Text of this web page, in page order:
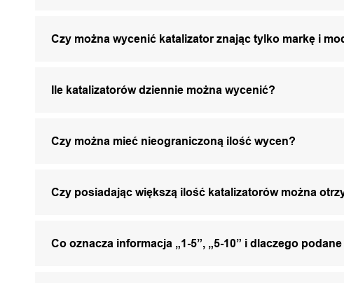
Czy można wycenić katalizator znając tylko markę i
Ile katalizatorów dziennie można wycenić?
Czy można mieć nieograniczoną ilość wycen?
Czy posiadając większą ilość katalizatorów można
Co oznacza informacja „1-5”, „5-10” i dlaczego